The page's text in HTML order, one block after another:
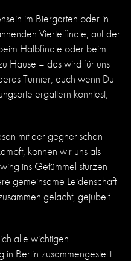
im Biergarten oder in
Viertelfinale, auf der
Halbfinale oder beim
Hause – das wird für uns
Turnier, auch wenn Du
ergattern konntest,
mit der gegnerischen
können wir uns als
ins Getümmel stürzen
gemeinsame Leidenschaft
gelacht, gejubelt
alle wichtigen
in Berlin zusammengestellt.